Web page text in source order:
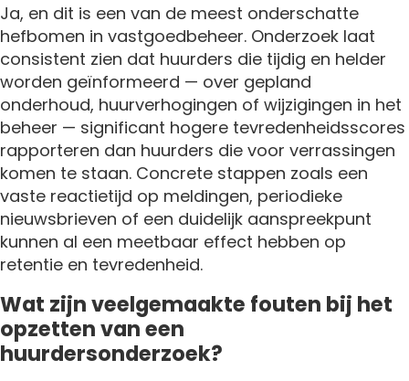
Ja, en dit is een van de meest onderschatte
hefbomen in vastgoedbeheer. Onderzoek laat
consistent zien dat huurders die tijdig en helder
worden geïnformeerd — over gepland
onderhoud, huurverhogingen of wijzigingen in het
beheer — significant hogere tevredenheidsscores
rapporteren dan huurders die voor verrassingen
komen te staan. Concrete stappen zoals een
vaste reactietijd op meldingen, periodieke
nieuwsbrieven of een duidelijk aanspreekpunt
kunnen al een meetbaar effect hebben op
retentie en tevredenheid.
Wat zijn veelgemaakte fouten bij het
opzetten van een
huurdersonderzoek?